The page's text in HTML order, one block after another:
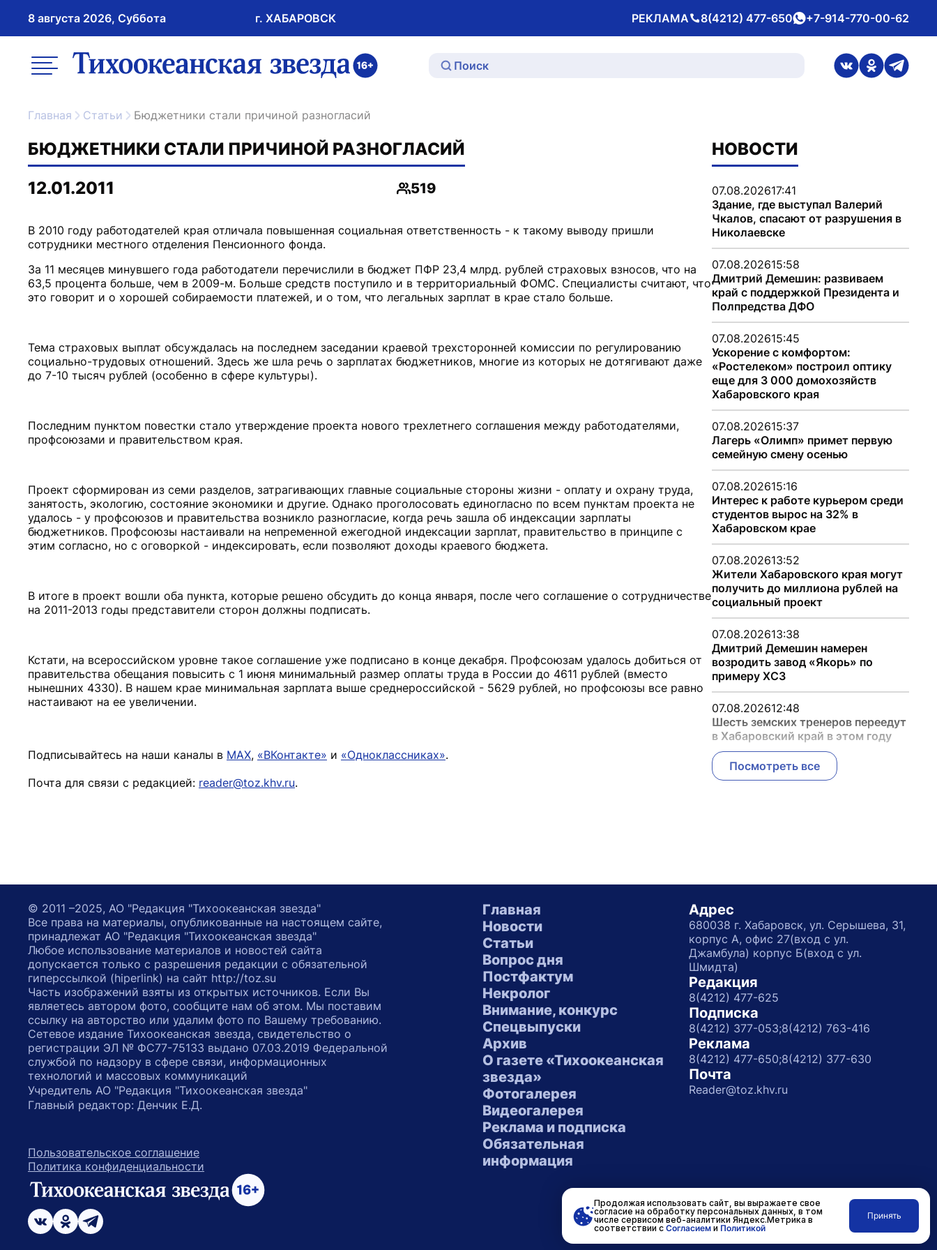
8 августа 2026, Суббота г. ХАБАРОВСК РЕКЛАМА
Телефон 8(4212) 477-650whatsApp
+7-914-770-00-62
меню ссылка на главную
ссылка на
ссылка на
Главная Статьи Бюджетники стали причиной разногласий
БЮДЖЕТНИКИ СТАЛИ ПРИЧИНОЙ РАЗНОГЛАСИЙ
12.01.2011
Просмотры
519
В 2010 году работодателей края отличала повышенная социальная ответственность - к такому выводу пришли
За 11 месяцев минувшего года работодатели перечислили в бюджет ПФР 23,4 млрд. рублей страховых взносов, что на
63,5 процента больше, чем в 2009-м. Больше средств поступило и в территориальный ФОМС. Специалисты считают, что
это говорит и о хорошей собираемости платежей, и о том, что легальных зарплат в крае стало больше.
Тема страховых выплат обсуждалась на последнем заседании краевой трехсторонней комиссии по регулированию
социально-трудовых отношений. Здесь же шла речь о зарплатах бюджетников, многие из которых не дотягивают даже
до 7-10 тысяч рублей (особенно в сфере культуры).
Последним пунктом повестки стало утверждение проекта нового трехлетнего соглашения между работодателями,
профсоюзами и правительством края.
Проект сформирован из семи разделов, затрагивающих главные социальные стороны жизни - оплату и охрану труда,
занятость, экологию, состояние экономики и другие. Однако проголосовать единогласно по всем пунктам проекта не
удалось - у профсоюзов и правительства возникло разногласие, когда речь зашла об индексации зарплаты
бюджетников. Профсоюзы настаивали на непременной ежегодной индексации зарплат, правительство в принципе с
этим согласно, но с оговоркой - индексировать, если позволяют доходы краевого бюджета.
В итоге в проект вошли оба пункта, которые решено обсудить до конца января, после чего соглашение о сотрудничестве
на 2011-2013 годы представители сторон должны подписать.
Кстати, на всероссийском уровне такое соглашение уже подписано в конце декабря. Профсоюзам удалось добиться от
правительства обещания повысить с 1 июня минимальный размер оплаты труда в России до 4611 рублей (вместо
нынешних 4330). В нашем крае минимальная зарплата выше среднероссийской - 5629 рублей, но профсоюзы все равно
настаивают на ее увеличении.
Подписывайтесь на наши каналы в MAX, «ВКонтакте» и «Одноклассниках».
Почта для связи с редакцией: reader@toz.khv.ru.
НОВОСТИ
07.08.202617:41
Здание, где выступал Валерий
Чкалов, спасают от разрушения в
Николаевске
07.08.202615:58
Дмитрий Демешин: развиваем
край с поддержкой Президента и
Полпредства ДФО
07.08.202615:45
Ускорение с комфортом:
«Ростелеком» построил оптику
еще для 3 000 домохозяйств
Хабаровского края
07.08.202615:37
Лагерь «Олимп» примет первую
семейную смену осенью
07.08.202615:16
Интерес к работе курьером среди
студентов вырос на 32% в
Хабаровском крае
07.08.202613:52
Жители Хабаровского края могут
получить до миллиона рублей на
социальный проект
07.08.202613:38
Дмитрий Демешин намерен
возродить завод «Якорь» по
примеру ХСЗ
07.08.202612:48
Шесть земских тренеров переедут
в Хабаровский край в этом году
Посмотреть все
Главная
Новости
Статьи
Вопрос дня
Постфактум
Некролог
Внимание, конкурс
Спецвыпуски
Архив
О газете «Тихоокеанская
звезда»
Фотогалерея
Видеогалерея
Реклама и подписка
Обязательная
информация
Адрес
680038 г. Хабаровск, ул. Серышева, 31,
корпус А, офис 27(вход с ул.
Джамбула) корпус Б(вход с ул.
Шмидта)
Редакция
8(4212) 477-625
Подписка
8(4212) 377-053;8(4212) 763-416
Реклама
8(4212) 477-650;8(4212) 377-630
Почта
Reader@toz.khv.ru
© 2011 –2025, АО "Редакция "Тихоокеанская звезда"
Все права на материалы, опубликованные на настоящем сайте,
принадлежат АО "Редакция "Тихоокеанская звезда"
Любое использование материалов и новостей сайта
допускается только с разрешения редакции с обязательной
гиперссылкой (hiperlink) на сайт http://toz.su
Часть изображений взяты из открытых источников. Если Вы
являетесь автором фото, сообщите нам об этом. Мы поставим
ссылку на авторство или удалим фото по Вашему требованию.
Сетевое издание Тихоокеанская звезда, свидетельство о
регистрации ЭЛ № ФС77-75133 выдано 07.03.2019 Федеральной
службой по надзору в сфере связи, информационных
технологий и массовых коммуникаций
Учредитель АО "Редакция "Тихоокеанская звезда"
Главный редактор: Денчик Е.Д.
Пользовательское соглашение
Политика конфиденциальности
ссылка на главную
возрастное ограничение 16+
ссылка на страницу в Вконтакте
ссылка на страницу в Одноклассниках
ссылка на канал в Телеграмм Разработано вRASA
Продолжая использовать сайт, вы выражаете свое
согласие на обработку персональных данных, в том
числе сервисом веб-аналитики Яндекс.Метрика в
соответствии с Согласиеми Политикой
Принять